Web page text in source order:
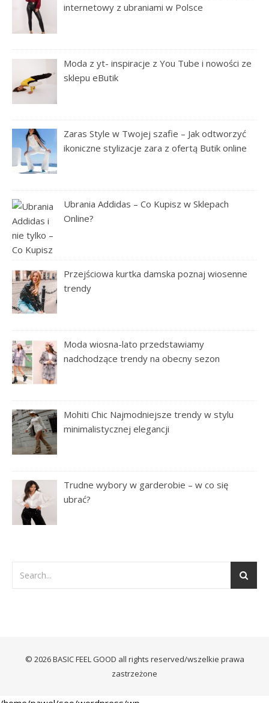
internetowy z ubraniami w Polsce
Moda z yt- inspiracje z You Tube i nowości ze
sklepu eButik
Zaras Style w Twojej szafie – Jak odtworzyć
ikoniczne stylizacje zara z ofertą Butik online
Ubrania Addidas – Co Kupisz w Sklepach
Online?
Przejściowa kurtka damska poznaj wiosenne
trendy
Moda wiosna-lato przedstawiamy
nadchodzące trendy na obecny sezon
Mohiti Chic Najmodniejsze trendy w stylu
minimalistycznej elegancji
Trudne wybory w garderobie – w co się
ubrać?
© 2026 BASIC FEEL GOOD all rights reserved/wszelkie prawa
zastrzeżone